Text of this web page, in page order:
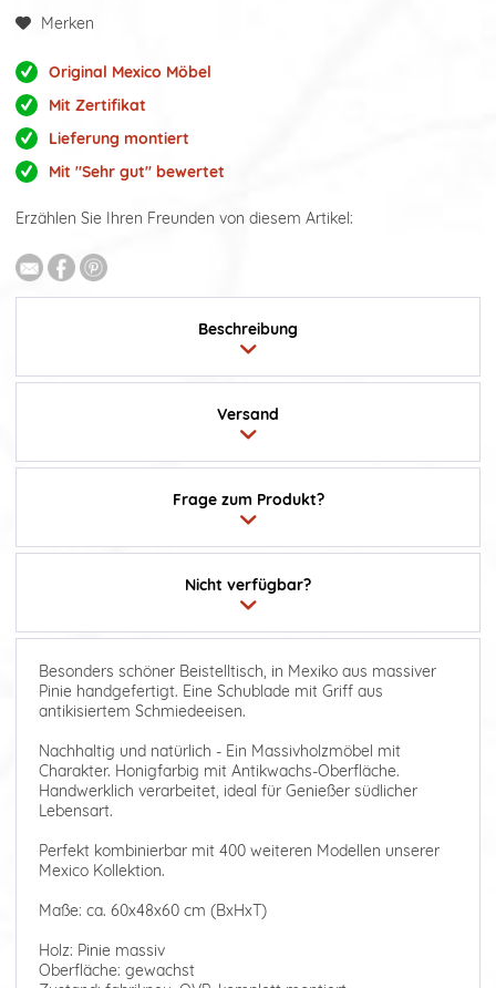
Merken
Original Mexico Möbel
Mit Zertifikat
Lieferung montiert
Mit "Sehr gut" bewertet
Erzählen Sie Ihren Freunden von diesem Artikel:
Beschreibung
Frage zum Produkt?
Versand
Nicht verfügbar?
Besonders schöner Beistelltisch, in Mexiko aus massiver
Pinie handgefertigt. Eine Schublade mit Griff aus
antikisiertem Schmiedeeisen.
Nachhaltig und natürlich - Ein Massivholzmöbel mit
Charakter. Honigfarbig mit Antikwachs-Oberfläche.
Handwerklich verarbeitet, ideal für Genießer südlicher
Lebensart.
Perfekt kombinierbar mit 400 weiteren Modellen unserer
Mexico Kollektion.
Maße: ca. 60x48x60 cm (BxHxT)
Holz: Pinie massiv
Oberfläche: gewachst